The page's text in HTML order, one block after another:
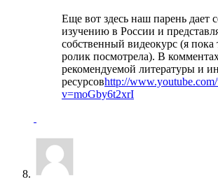
Еще вот здесь наш парень дает
изучению в России и
собственный видеокурс (я пока
ролик посмотрела). В
рекомендуемой литературы и
ресурсовhttp://
v=moGby6t2xrI